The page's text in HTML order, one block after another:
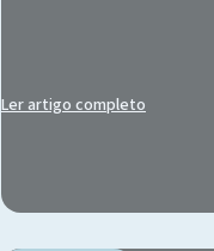
Ler artigo completo